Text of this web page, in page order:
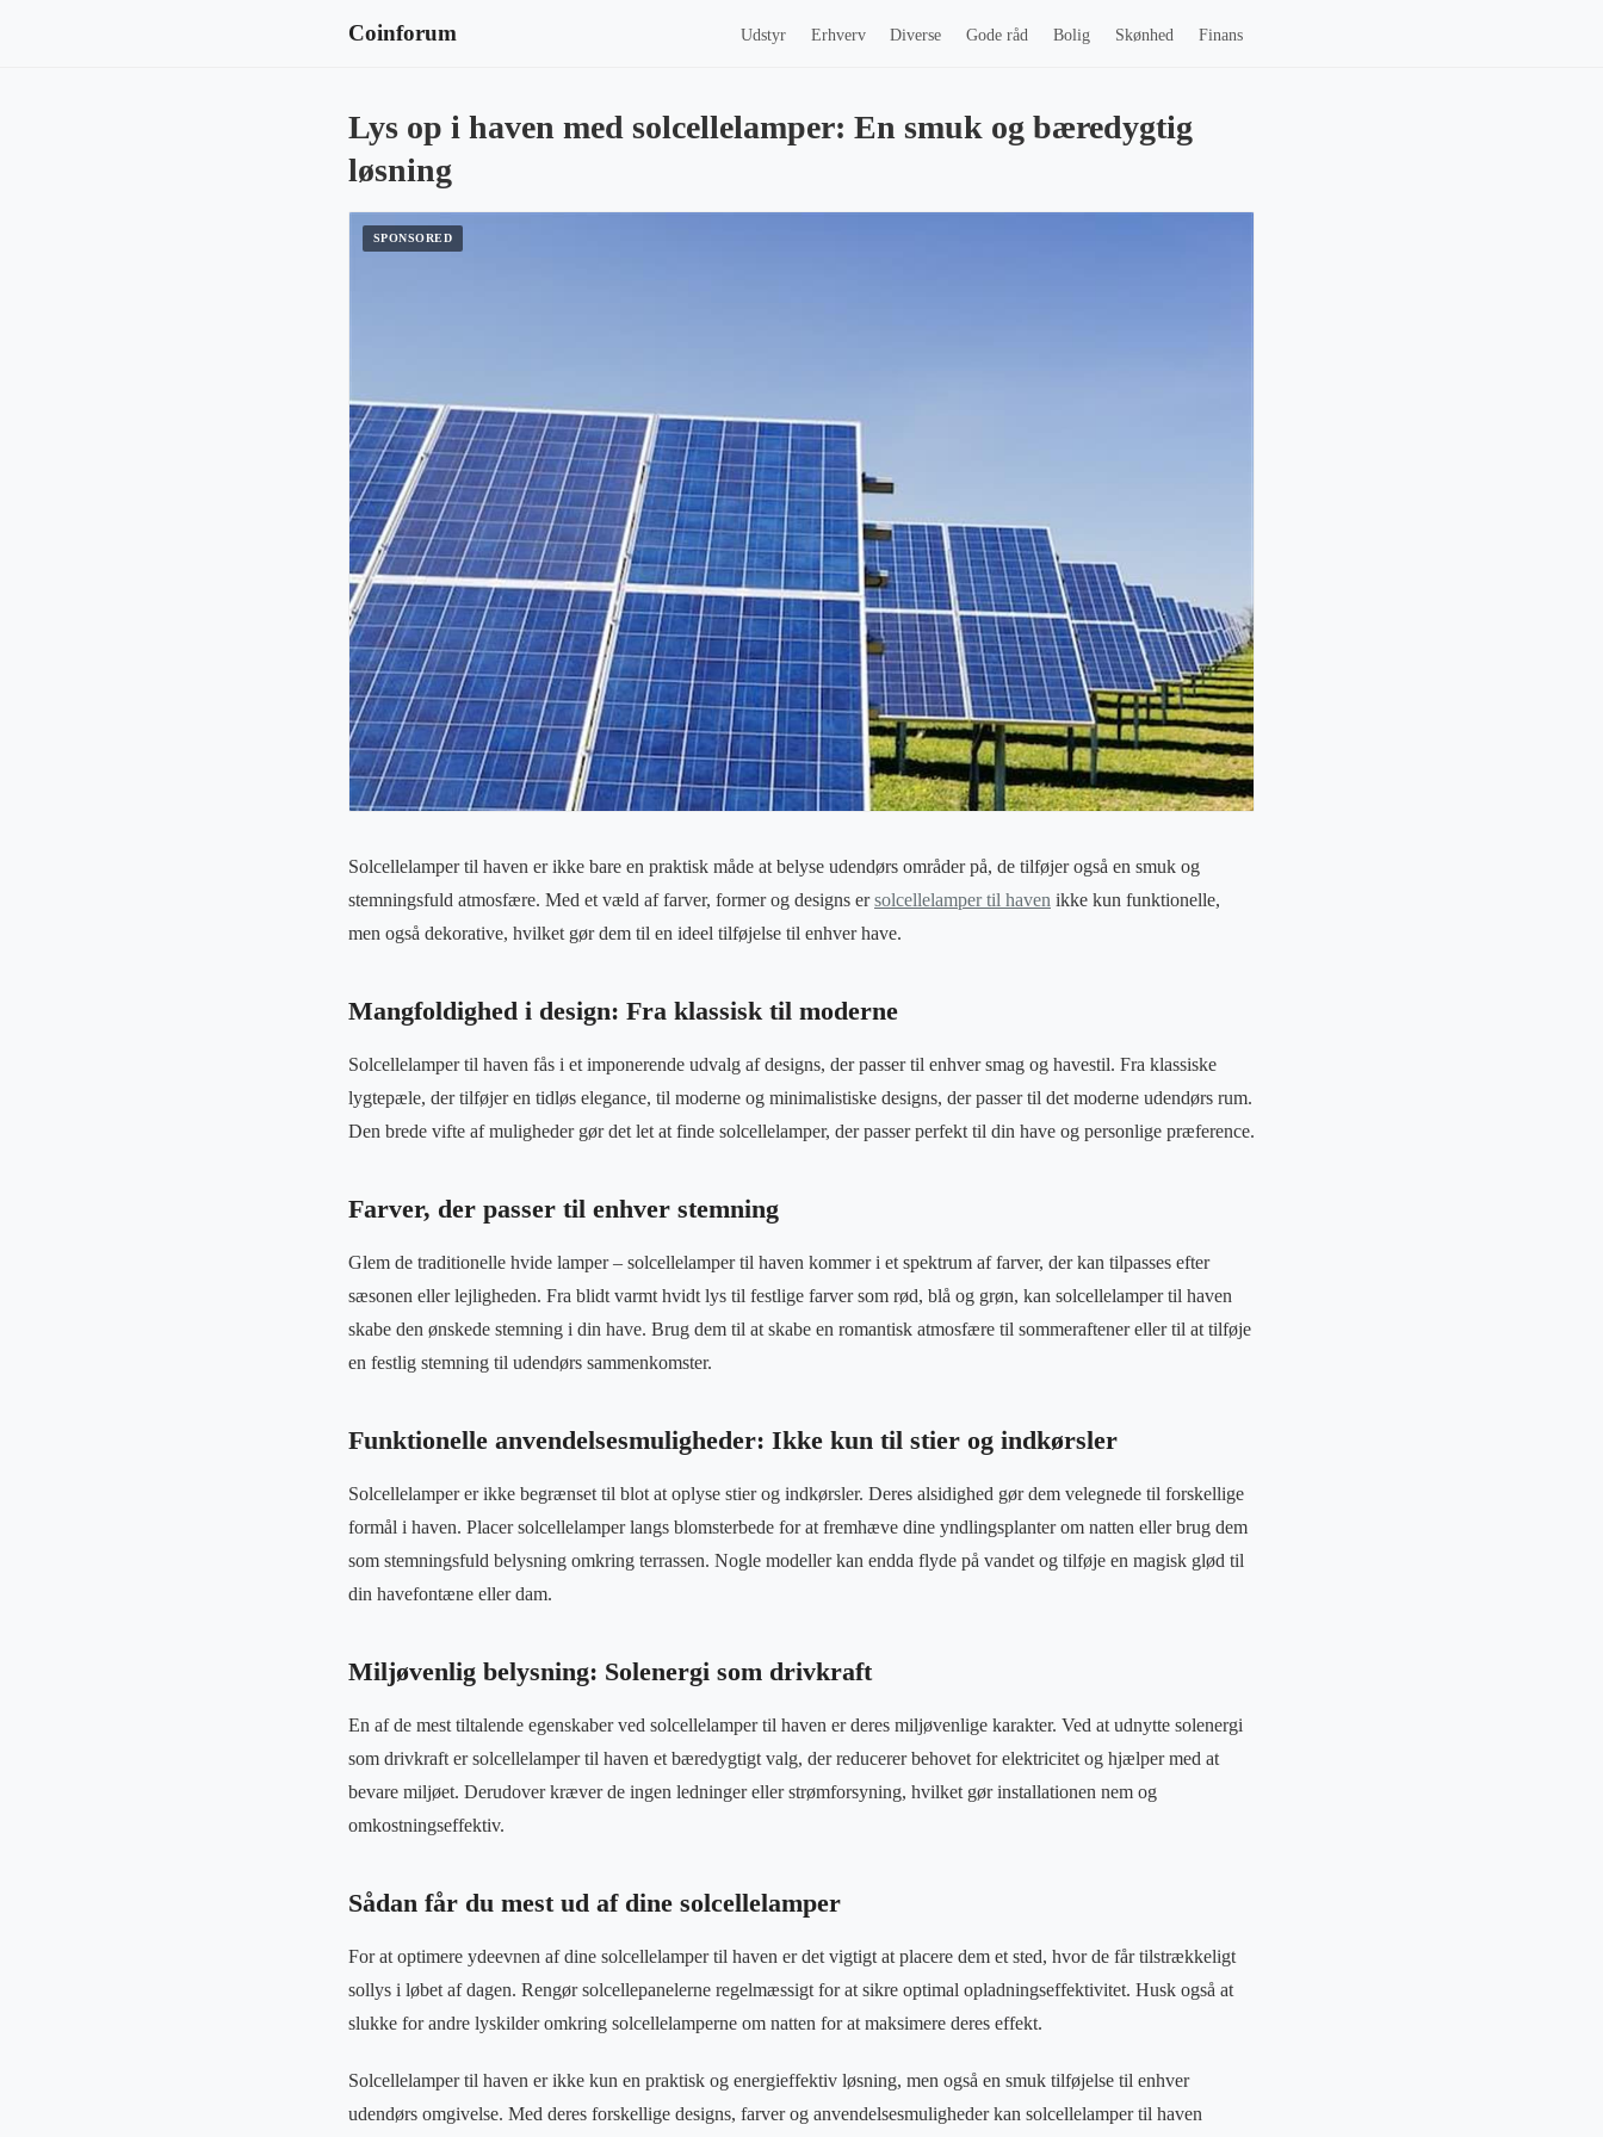
Coinforum Udstyr Erhverv Diverse Gode råd Bolig Skønhed Finans
Lys op i haven med solcellelamper: En smuk og bæredygtig
løsning
Solcellelamper til haven er ikke bare en praktisk måde at belyse udendørs områder på, de tilføjer også en smuk og
stemningsfuld atmosfære. Med et væld af farver, former og designs ersolcellelamper til haven ikke kun funktionelle,
men også dekorative, hvilket gør dem til en ideel tilføjelse til enhver have.
Mangfoldighed i design: Fra klassisk til moderne
Solcellelamper til haven fås i et imponerende udvalg af designs, der passer til enhver smag og havestil. Fra klassiske
lygtepæle, der tilføjer en tidløs elegance, til moderne og minimalistiske designs, der passer til det moderne udendørs rum.
Den brede vifte af muligheder gør det let at finde solcellelamper, der passer perfekt til din have og personlige præference.
Farver, der passer til enhver stemning
Glem de traditionelle hvide lamper – solcellelamper til haven kommer i et spektrum af farver, der kan tilpasses efter
sæsonen eller lejligheden. Fra blidt varmt hvidt lys til festlige farver som rød, blå og grøn, kan solcellelamper til haven
skabe den ønskede stemning i din have. Brug dem til at skabe en romantisk atmosfære til sommeraftener eller til at tilføje
en festlig stemning til udendørs sammenkomster.
Funktionelle anvendelsesmuligheder: Ikke kun til stier og indkørsler
Solcellelamper er ikke begrænset til blot at oplyse stier og indkørsler. Deres alsidighed gør dem velegnede til forskellige
formål i haven. Placer solcellelamper langs blomsterbede for at fremhæve dine yndlingsplanter om natten eller brug dem
som stemningsfuld belysning omkring terrassen. Nogle modeller kan endda flyde på vandet og tilføje en magisk glød til
din havefontæne eller dam.
Miljøvenlig belysning: Solenergi som drivkraft
En af de mest tiltalende egenskaber ved solcellelamper til haven er deres miljøvenlige karakter. Ved at udnytte solenergi
som drivkraft er solcellelamper til haven et bæredygtigt valg, der reducerer behovet for elektricitet og hjælper med at
bevare miljøet. Derudover kræver de ingen ledninger eller strømforsyning, hvilket gør installationen nem og
omkostningseffektiv.
Sådan får du mest ud af dine solcellelamper
For at optimere ydeevnen af dine solcellelamper til haven er det vigtigt at placere dem et sted, hvor de får tilstrækkeligt
sollys i løbet af dagen. Rengør solcellepanelerne regelmæssigt for at sikre optimal opladningseffektivitet. Husk også at
slukke for andre lyskilder omkring solcellelamperne om natten for at maksimere deres effekt.
Solcellelamper til haven er ikke kun en praktisk og energieffektiv løsning, men også en smuk tilføjelse til enhver
udendørs omgivelse. Med deres forskellige designs, farver og anvendelsesmuligheder kan solcellelamper til haven